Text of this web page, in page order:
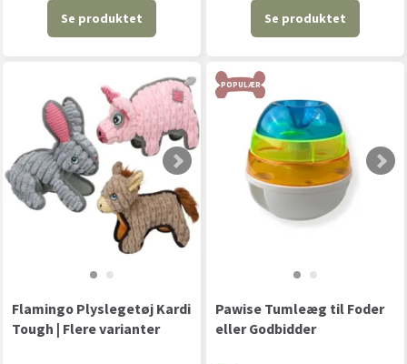
Se produktet Se produktet
Flamingo Plyslegetøj Kardi
Tough | Flere varianter
POPULÆR
Pawise Tumleæg til Foder
eller Godbidder